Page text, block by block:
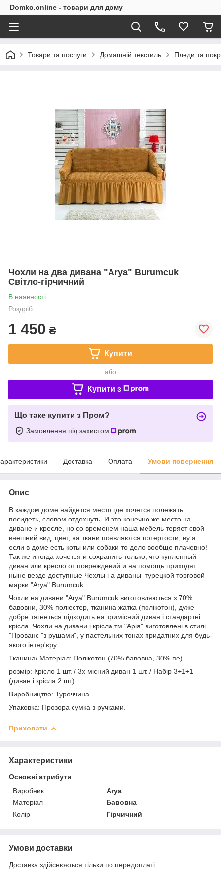
Domko.online - товари для дому
Товари та послуги Домашній текстиль Пледи та
Чохли на два дивана "Arya" Burumcuk
Світло-гірчичний
В наявності
Роздріб
1 450 ₴
Купити
або
Купити з
Що таке купити з Пром?
Замовлення під захистом
Доставка Оплата Умови повернення
Опис
В каждом доме найдется место где хочется полежать,
посидеть, словом отдохнуть. И это конечно же место на
диване и кресле, но со временем наша мебель теряет свой
внешний вид, цвет, на ткани появляются потертости, ну а
если в доме есть коты или собаки то дело вообще плачевно!
Так же иногда хочется и сохранить только, что купленный
диван или кресло от повреждений и на помощь приходят
ныне везде доступные Чехлы на диваны турецкой торговой
марки "Arya" Burumcuk.
Чохли на дивани "Arya" Burumcuk виготовляються з 70%
бавовни, 30% поліестер, тканина жатка (полікотон), дуже
добре тягнеться підходить на тримісний диван і стандартні
крісла. Чохли на дивани і крісла тм "Арія" виготовлені в стилі
"Прованс "з рушами", у пастельних тонах придатних для будь-
якого інтер'єру.
Тканина/ Матеріал: Полікотон (70% бавовна, 30% пе)
розмір: Крісло 1 шт. / 3х місний диван 1 шт. / Набір 3+1+1
(диван і крісла 2 шт)
Виробництво: Туреччина
Упаковка: Прозора сумка з ручками.
Приховати
Характеристики
Основні атрибути
Виробник
Arya
Матеріал
Бавовна
Колір
Гірчичний
Умови доставки
Доставка здійснюється тільки по передоплаті.